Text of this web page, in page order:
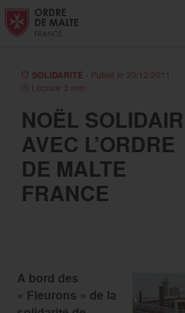
Aller au contenu
Aller à la recherche
Aller au menu
SOLIDARITÉ - Publié le 23/12/2011
Lecture 3 min
NOËL
AVEC L’ORDRE
DE MALTE
FRANCE
A bord des
« Fleurons » de la